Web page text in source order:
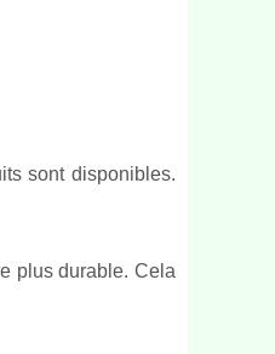
sont disponibles.
plus durable. Cela